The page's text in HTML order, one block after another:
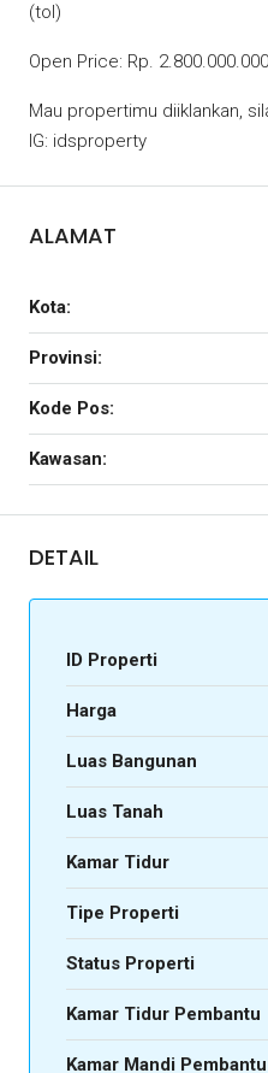
(tol)
Open Price: Rp. 2.800.000.000
Mau propertimu diiklankan,
IG: idsproperty
ALAMAT
Kota:
Provinsi:
Kode Pos:
Kawasan:
DETAIL
ID Properti
Harga
Luas Bangunan
Luas Tanah
Kamar Tidur
Tipe Properti
Status Properti
Kamar Tidur Pembantu
Kamar Mandi Pembantu